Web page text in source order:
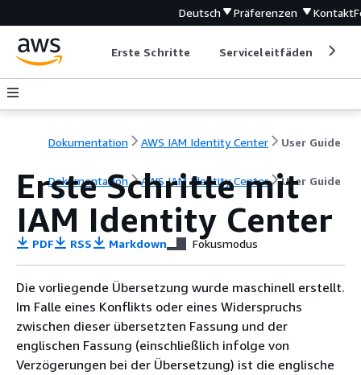
Deutsch Präferenzen Kontakt
Erste Schritte Serviceleitfäden
Dokumentation AWS IAM Identity Center User Guide
Dokumentation AWS IAM Identity Center User Guide
Erste Schritte mit
IAM Identity Center
PDF RSS Markdown Fokusmodus
Die vorliegende Übersetzung wurde maschinell erstellt.
Im Falle eines Konflikts oder eines Widerspruchs
zwischen dieser übersetzten Fassung und der
englischen Fassung (einschließlich infolge von
Verzögerungen bei der Übersetzung) ist die englische